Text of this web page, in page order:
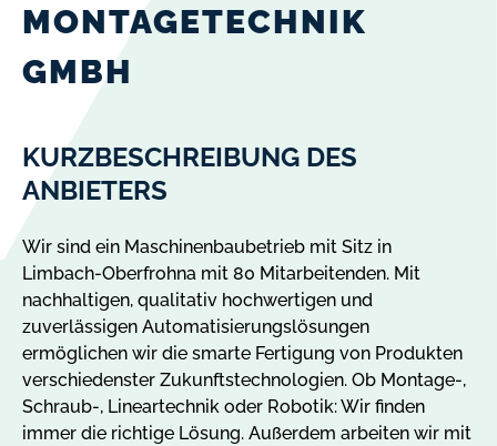
MONTAGETECHNIK
GMBH
KURZBESCHREIBUNG DES
ANBIETERS
Wir sind ein Maschinenbaubetrieb mit Sitz in
Limbach-Oberfrohna mit 80 Mitarbeitenden. Mit
nachhaltigen, qualitativ hochwertigen und
zuverlässigen Automatisierungslösungen
ermöglichen wir die smarte Fertigung von Produkten
verschiedenster Zukunftstechnologien. Ob Montage-,
Schraub-, Lineartechnik oder Robotik: Wir finden
immer die richtige Lösung. Außerdem arbeiten wir mit